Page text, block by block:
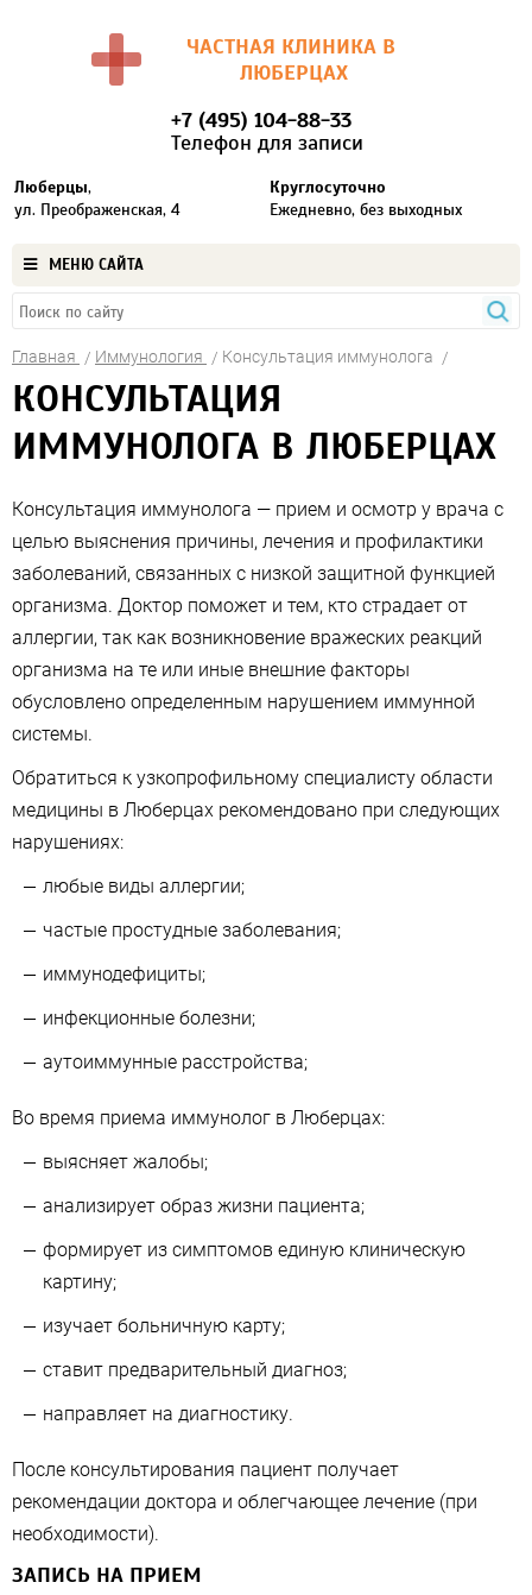
ЧАСТНАЯ КЛИНИКА В
ЛЮБЕРЦАХ
Люберцы,
ул. Преображенская, 4
+7 (495) 104-88-33
Телефон для записи
Круглосуточно
Ежедневно, без выходных
МЕНЮ САЙТА
Главная Иммунология Консультация иммунолога
КОНСУЛЬТАЦИЯ
ИММУНОЛОГА В ЛЮБЕРЦАХ
Консультация иммунолога — прием и осмотр у врача с
целью выяснения причины, лечения и профилактики
заболеваний, связанных с низкой защитной функцией
организма. Доктор поможет и тем, кто страдает от
аллергии, так как возникновение вражеских реакций
организма на те или иные внешние факторы
обусловлено определенным нарушением иммунной
системы.
Обратиться к узкопрофильному специалисту области
медицины в Люберцах рекомендовано при следующих
нарушениях:
любые виды аллергии;
частые простудные заболевания;
иммунодефициты;
инфекционные болезни;
аутоиммунные расстройства;
Во время приема иммунолог в Люберцах:
выясняет жалобы;
анализирует образ жизни пациента;
формирует из симптомов единую клиническую
картину;
изучает больничную карту;
ставит предварительный диагноз;
направляет на диагностику.
После консультирования пациент получает
рекомендации доктора и облегчающее лечение (при
необходимости).
ЗАПИСЬ НА ПРИЕМ